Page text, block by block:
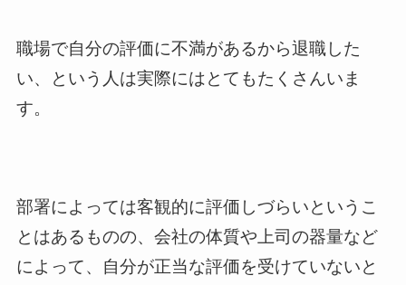
職場で自分の評価に不満があるから退職した
い、という人は実際にはとてもたくさんいま
す。
部署によっては客観的に評価しづらいというこ
とはあるものの、会社の体質や上司の器量など
によって、自分が正当な評価を受けていないと